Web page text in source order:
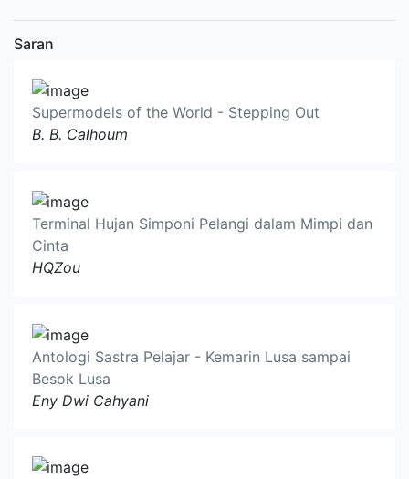
Saran
Supermodels of the World - Stepping Out
B. B. Calhoum
Terminal Hujan Simponi Pelangi dalam Mimpi dan
Cinta
HQZou
Antologi Sastra Pelajar - Kemarin Lusa sampai
Besok Lusa
Eny Dwi Cahyani